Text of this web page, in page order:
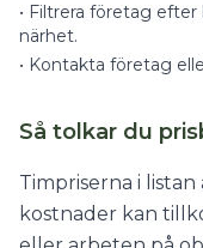
• Filtrera företag
närhet.
• Kontakta företag
Så tolkar du
Timpriserna i
kostnader kan